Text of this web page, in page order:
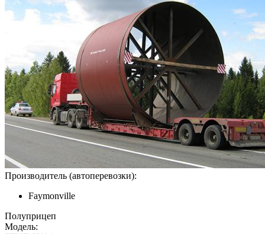
Производитель (автоперевозки):
Faymonville
Полуприцеп
Модель: